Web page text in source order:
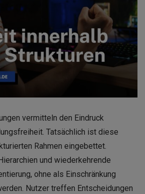
vermitteln den Eindruck
Tatsächlich ist diese
Rahmen eingebettet.
und wiederkehrende
ohne als Einschränkung
Nutzer treffen Entscheidungen